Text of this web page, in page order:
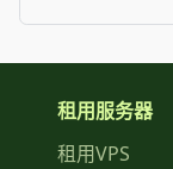
租用服务器
租用VPS